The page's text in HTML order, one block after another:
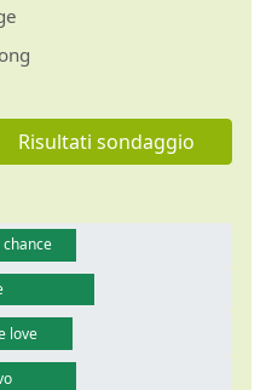
Risultati sondaggio
chance
love